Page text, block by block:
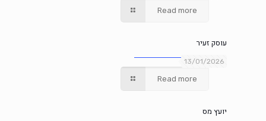
Read more
13/01/2026
עוסק זעיר
Read more
יועץ מס